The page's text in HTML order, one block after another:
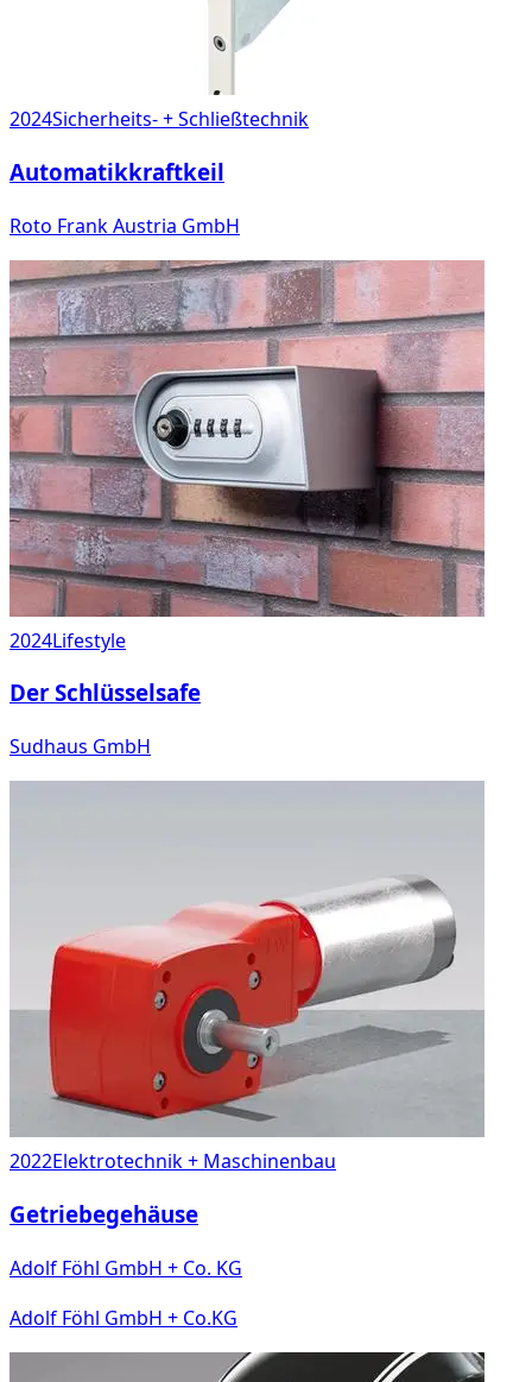
2024Sicherheits- + Schließtechnik
Automatikkraftkeil
Roto Frank Austria GmbH
2024Lifestyle
Der Schlüsselsafe
Sudhaus GmbH
2022Elektrotechnik + Maschinenbau
Getriebegehäuse
Adolf Föhl GmbH + Co. KG
Adolf Föhl GmbH + Co.KG